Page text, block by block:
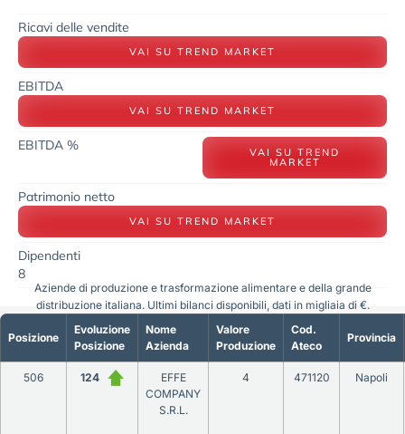
Ricavi delle vendite
VAI SU TREND MARKET
EBITDA
VAI SU TREND MARKET
EBITDA % VAI SU TREND
MARKET
Patrimonio netto
VAI SU TREND MARKET
Dipendenti
8
Posizione
Evoluzione
Posizione
Nome
Azienda
Valore
Produzione
Cod.
Ateco
Provincia
506 124
EFFE
COMPANY
S.R.L.
4 471120 Napoli
Aziende di produzione e trasformazione alimentare e della grande
distribuzione italiana. Ultimi bilanci disponibili, dati in migliaia di €.